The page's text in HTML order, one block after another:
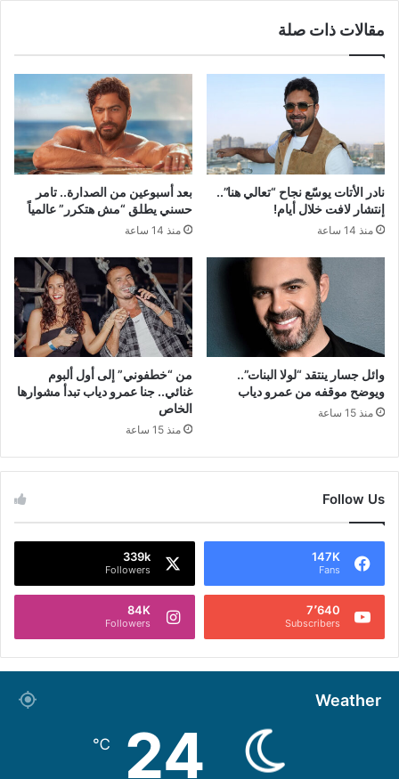
مقالات ذات صلة
نادر الأتات يوسّع نجاح “تعالي هنا”..
إنتشار لافت خلال أيام!
منذ 14 ساعة
بعد أسبوعين من الصدارة.. تامر
حسني يطلق “مش هتكرر” عالمياً
منذ 14 ساعة
وائل جسار ينتقد “لولا البنات”..
ويوضح موقفه من عمرو دياب
منذ 15 ساعة
من “خطفوني” إلى أول ألبوم
غنائي.. جنا عمرو دياب تبدأ مشوارها
الخاص
منذ 15 ساعة
Follow Us
147K
Fans
339k
Followers
7٬640
Subscribers
84K
Followers
Weather
24
℃